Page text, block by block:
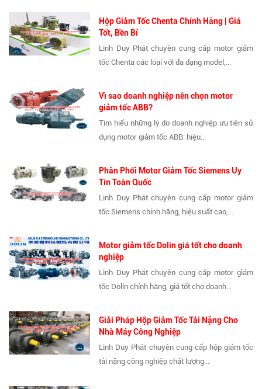
Hộp Giảm Tốc Chenta Chính Hãng | Giá
Tốt, Bền Bỉ
Linh Duy Phát chuyên cung cấp motor giảm
tốc Chenta các loại với đa dạng model,...
Vì sao doanh nghiệp nên chọn motor
giảm tốc ABB?
Tìm hiểu những lý do doanh nghiệp ưu tiên sử
dụng motor giảm tốc ABB: hiệu...
Phân Phối Motor Giảm Tốc Siemens Uy
Tín Toàn Quốc
Linh Duy Phát chuyên cung cấp motor giảm
tốc Siemens chính hãng, hiệu suất cao,...
Motor giảm tốc Dolin giá tốt cho doanh
nghiệp
Linh Duy Phát chuyên cung cấp motor giảm
tốc Dolin chính hãng, giá tốt cho doanh...
Giải Pháp Hộp Giảm Tốc Tải Nặng Cho
Nhà Máy Công Nghiệp
Linh Duy Phát chuyên cung cấp hộp giảm tốc
tải nặng công nghiệp chất lượng...